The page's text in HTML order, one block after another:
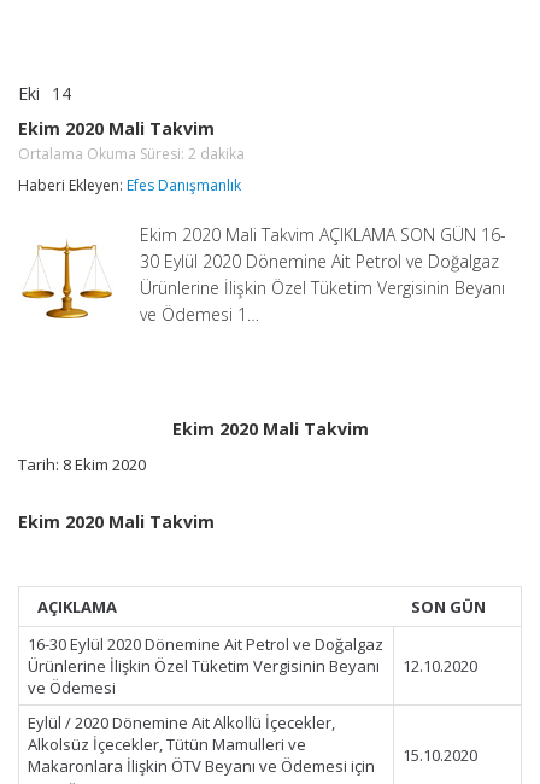
Eki 14
Mali
Takvim
Ortalama
Okuma
dakika
için
Ekim 2020 Mali Takvim
Ortalama Okuma Süresi: 2 dakika
Haberi Ekleyen: Efes Danışmanlık
Ekim 2020 Mali Takvim AÇIKLAMA SON GÜN 16-
30 Eylül 2020 Dönemine Ait Petrol ve Doğalgaz
Ürünlerine İlişkin Özel Tüketim Vergisinin Beyanı
ve Ödemesi 1…
Ekim 2020 Mali Takvim
Tarih: 8 Ekim 2020
Ekim 2020 Mali Takvim
AÇIKLAMA
SON GÜN
16-30 Eylül 2020 Dönemine Ait Petrol ve Doğalgaz
Ürünlerine İlişkin Özel Tüketim Vergisinin Beyanı
ve Ödemesi
12.10.2020
Eylül / 2020 Dönemine Ait Alkollü İçecekler,
Alkolsüz İçecekler, Tütün Mamulleri ve
Makaronlara İlişkin ÖTV Beyanı ve Ödemesi için
15.10.2020